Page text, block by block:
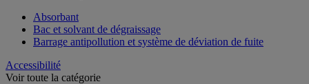
Absorbant
Bac et solvant de dégraissage
Barrage antipollution et système de déviation de fuite
Accessibilité
Voir toute la catégorie